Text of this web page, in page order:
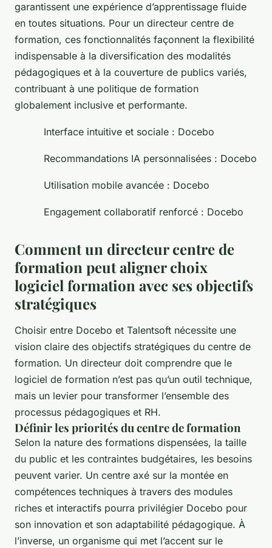
garantissent une expérience d’apprentissage fluide
en toutes situations. Pour un directeur centre de
formation, ces fonctionnalités façonnent la flexibilité
indispensable à la diversification des modalités
pédagogiques et à la couverture de publics variés,
contribuant à une politique de formation
globalement inclusive et performante.
Interface intuitive et sociale : Docebo
Recommandations IA personnalisées : Docebo
Utilisation mobile avancée : Docebo
Engagement collaboratif renforcé : Docebo
Comment un directeur centre de
formation peut aligner choix
logiciel formation avec ses objectifs
stratégiques
Choisir entre Docebo et Talentsoft nécessite une
vision claire des objectifs stratégiques du centre de
formation. Un directeur doit comprendre que le
logiciel de formation n’est pas qu’un outil technique,
mais un levier pour transformer l’ensemble des
processus pédagogiques et RH.
Définir les priorités du centre de formation
Selon la nature des formations dispensées, la taille
du public et les contraintes budgétaires, les besoins
peuvent varier. Un centre axé sur la montée en
compétences techniques à travers des modules
riches et interactifs pourra privilégier Docebo pour
son innovation et son adaptabilité pédagogique. À
l’inverse, un organisme qui met l’accent sur le